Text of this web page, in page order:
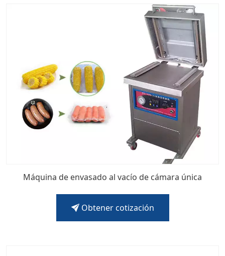
Máquina de envasado al vacío de cámara única
Obtener cotización